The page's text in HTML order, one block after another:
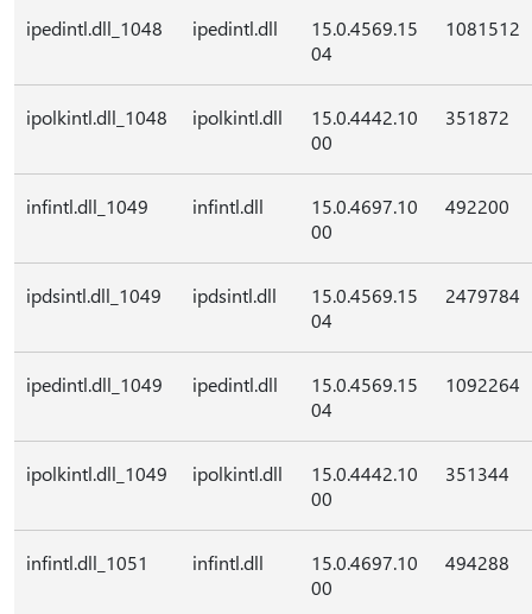
ipedintl.dll_1048 ipedintl.dll
15.0.4569.15
04
1081512
ipolkintl.dll_1048 ipolkintl.dll
15.0.4442.10
00
351872
infintl.dll_1049 infintl.dll
15.0.4697.10
00
492200
ipdsintl.dll_1049 ipdsintl.dll
15.0.4569.15
04
2479784
ipedintl.dll_1049 ipedintl.dll
15.0.4569.15
04
1092264
ipolkintl.dll_1049 ipolkintl.dll
15.0.4442.10
00
351344
infintl.dll_1051 infintl.dll
15.0.4697.10
00
494288